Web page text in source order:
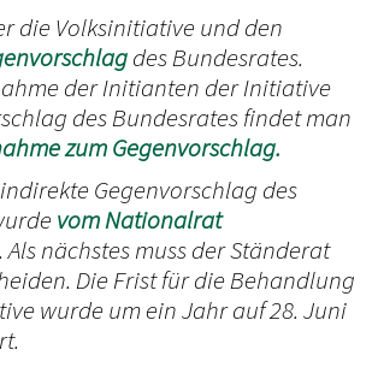
die Volksinitiative und den
des Bundesrates.
der Initianten der Initiative
des Bundesrates findet man
zum Gegenvorschlag.
Gegenvorschlag des
vom Nationalrat
. Als nächstes muss der Ständerat
Die Frist für die Behandlung
wurde um ein Jahr auf 28. Juni